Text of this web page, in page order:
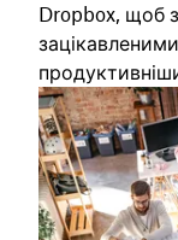
Dropbox, щоб